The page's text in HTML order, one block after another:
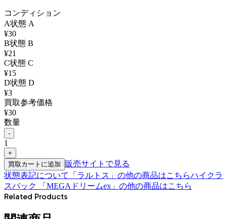
コンディション
A状態 A
¥30
B状態 B
¥21
C状態 C
¥15
D状態 D
¥3
買取参考価格
¥30
数量
-
1
+
買取カートに追加
販売サイトで見る
状態表記について
「 ラルトス 」の他の商品はこちらハイクラ
スパック 「MEGAドリームex」 の他の商品はこちら
Related Products